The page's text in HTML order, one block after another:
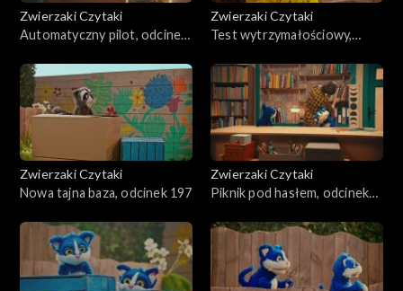
Zwierzaki Czytaki
Automatyczny pilot, odcinek
Zwierzaki Czytaki
Test wytrzymałościowy,
Zwierzaki Czytaki
Nowa tajna baza, odcinek 197
Zwierzaki Czytaki
Piknik pod hasłem, odcinek